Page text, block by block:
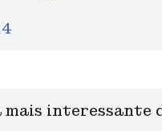
interessante